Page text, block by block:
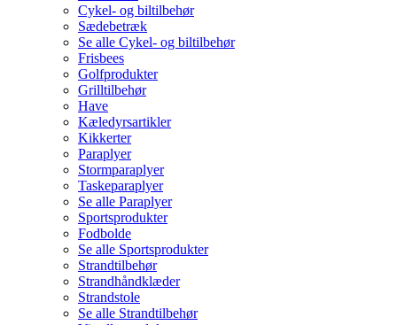
Cykel- og biltilbehør
Sædebetræk
Se alle Cykel- og biltilbehør
Frisbees
Golfprodukter
Grilltilbehør
Have
Kæledyrsartikler
Kikkerter
Paraplyer
Stormparaplyer
Taskeparaplyer
Se alle Paraplyer
Sportsprodukter
Fodbolde
Se alle Sportsprodukter
Strandtilbehør
Strandhåndklæder
Strandstole
Se alle Strandtilbehør